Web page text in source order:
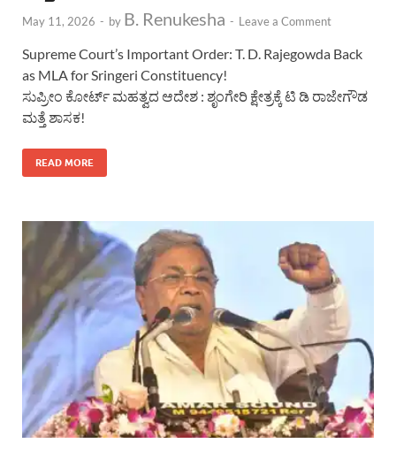
May 11, 2026 - by B. Renukesha - Leave a Comment
Supreme Court’s Important Order: T. D. Rajegowda Back
as MLA for Sringeri Constituency!
ಸುಪ್ರೀಂ ಕೋರ್ಟ್ ಮಹತ್ವದ ಆದೇಶ : ಶೃಂಗೇರಿ ಕ್ಷೇತ್ರಕ್ಕೆ ಟಿ ಡಿ ರಾಜೇಗೌಡ
ಮತ್ತೆ ಶಾಸಕ!
READ MORE